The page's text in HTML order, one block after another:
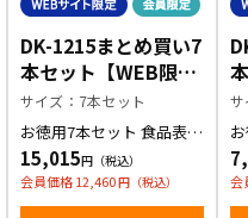
DK-1215まとめ買い7
本セット【WEB限定
商品】
サイズ：7本セット
お徳用7本セット 食品表
示・検体ラベル
15,015
会員価格 12,460
サ
会